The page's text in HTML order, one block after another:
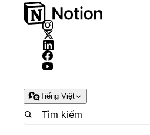
Tiếng Việt